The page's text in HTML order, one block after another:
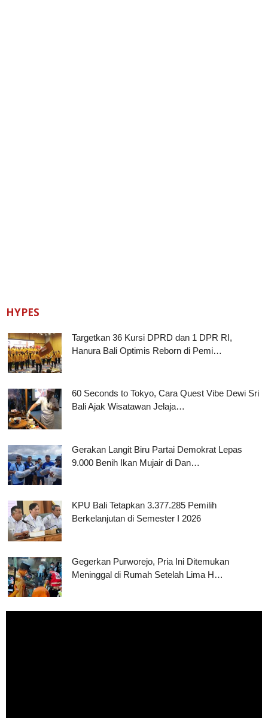
HYPES
Targetkan 36 Kursi DPRD dan 1 DPR RI,
Hanura Bali Optimis Reborn di Pemi…
60 Seconds to Tokyo, Cara Quest Vibe Dewi Sri
Bali Ajak Wisatawan Jelaja…
Gerakan Langit Biru Partai Demokrat Lepas
9.000 Benih Ikan Mujair di Dan…
KPU Bali Tetapkan 3.377.285 Pemilih
Berkelanjutan di Semester I 2026
Gegerkan Purworejo, Pria Ini Ditemukan
Meninggal di Rumah Setelah Lima H…